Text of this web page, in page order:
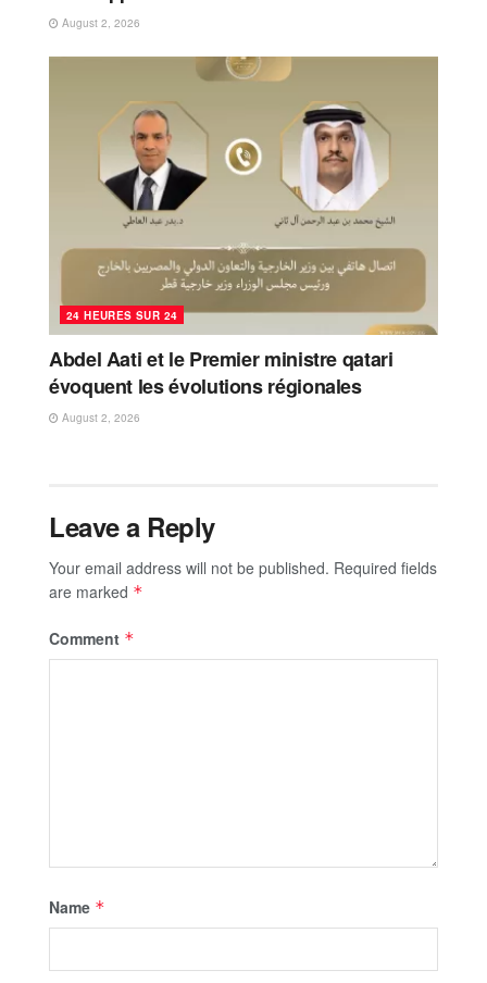
August 2, 2026
24 HEURES SUR 24
Abdel Aati et le Premier ministre qatari
évoquent les évolutions régionales
August 2, 2026
Leave a Reply
Your email address will not be published. Required fields
are marked *
Comment *
Name *